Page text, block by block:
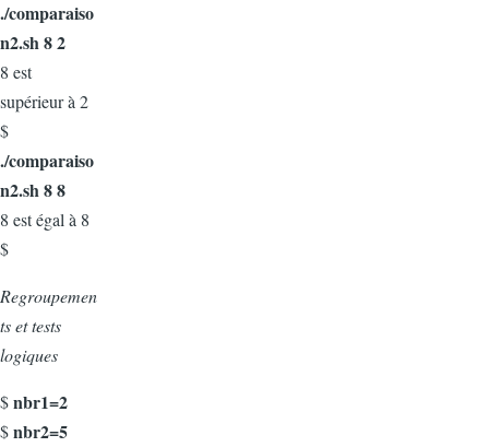
./comparaiso
n2.sh 8 2
8 est
supérieur à 2
$
./comparaiso
n2.sh 8 8
8 est égal à 8
$
Regroupemen
ts et tests
logiques
$nbr1=2
$nbr2=5